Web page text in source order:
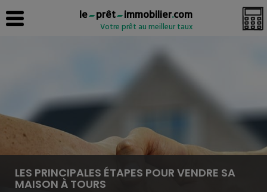
le prêt immobilier.com
Votre prêt au meilleur taux
LES PRINCIPALES ÉTAPES POUR VENDRE SA
MAISON À TOURS